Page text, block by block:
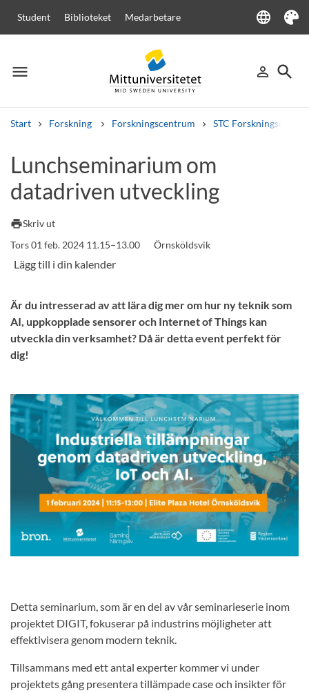
Student Biblioteket Medarbetare language
Language
Tema
menu
Meny person_outline
Logga in
search
Sök
Start Forskning Forskningscentrum STC Forskningscenter
Andra söktjänster
Kurser och program Kursplaner Välkomstbrev
Lunchseminarium om
datadriven utveckling
printSkriv ut
Tors 01 feb. 2024 11.15–13.00
Örnsköldsvik
Är du intresserad av att lära dig mer om hur ny teknik som
AI, uppkopplade sensorer och Internet of Things kan
utveckla din verksamhet? Då är detta event perfekt för
dig!
Detta seminarium, som är en del av vår seminarieserie inom
projektet DIGIT, fokuserar på industrins möjligheter att
effektivisera genom modern teknik.
Tillsammans med ett antal experter kommer vi under
projektets gång presentera tillämpade case och insikter för